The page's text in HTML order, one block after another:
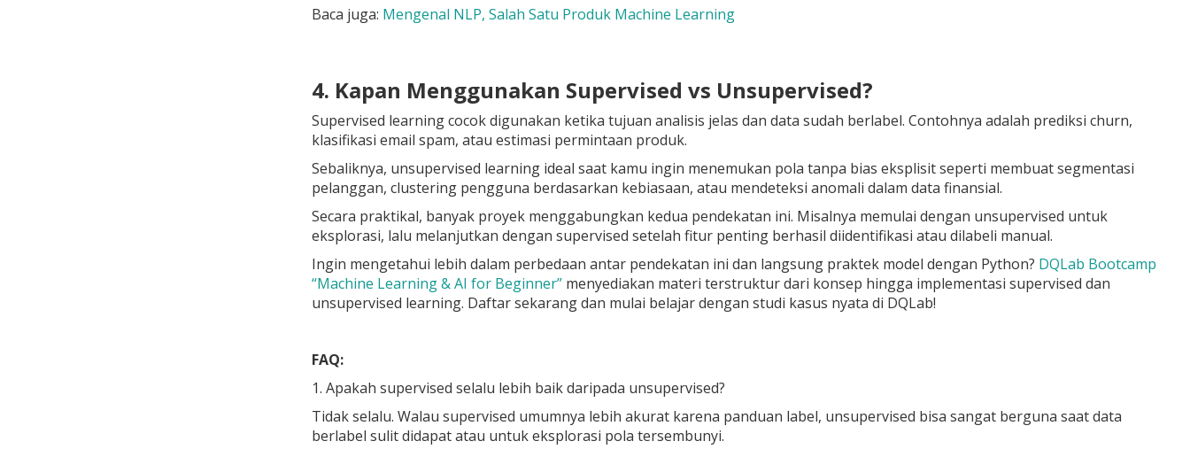
Baca juga: Mengenal NLP, Salah Satu Produk Machine Learning
4. Kapan Menggunakan Supervised vs Unsupervised?
Supervised learning cocok digunakan ketika tujuan analisis jelas dan data sudah berlabel. Contohnya adalah prediksi churn,
klasifikasi email spam, atau estimasi permintaan produk.
Sebaliknya, unsupervised learning ideal saat kamu ingin menemukan pola tanpa bias eksplisit seperti membuat segmentasi
pelanggan, clustering pengguna berdasarkan kebiasaan, atau mendeteksi anomali dalam data finansial.
Secara praktikal, banyak proyek menggabungkan kedua pendekatan ini. Misalnya memulai dengan unsupervised untuk
eksplorasi, lalu melanjutkan dengan supervised setelah fitur penting berhasil diidentifikasi atau dilabeli manual.
Ingin mengetahui lebih dalam perbedaan antar pendekatan ini dan langsung praktek model dengan Python? DQLab Bootcamp
“Machine Learning & AI for Beginner”menyediakan materi terstruktur dari konsep hingga implementasi supervised dan
unsupervised learning. Daftar sekarang dan mulai belajar dengan studi kasus nyata di DQLab!
FAQ:
1. Apakah supervised selalu lebih baik daripada unsupervised?
Tidak selalu. Walau supervised umumnya lebih akurat karena panduan label, unsupervised bisa sangat berguna saat data
berlabel sulit didapat atau untuk eksplorasi pola tersembunyi.